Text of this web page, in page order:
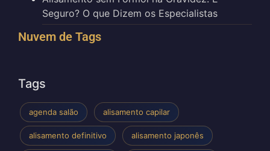
Seguro? O que Dizem os Especialistas
Nuvem de Tags
Tags
agenda salão alisamento capilar
alisamento definitivo alisamento japonês